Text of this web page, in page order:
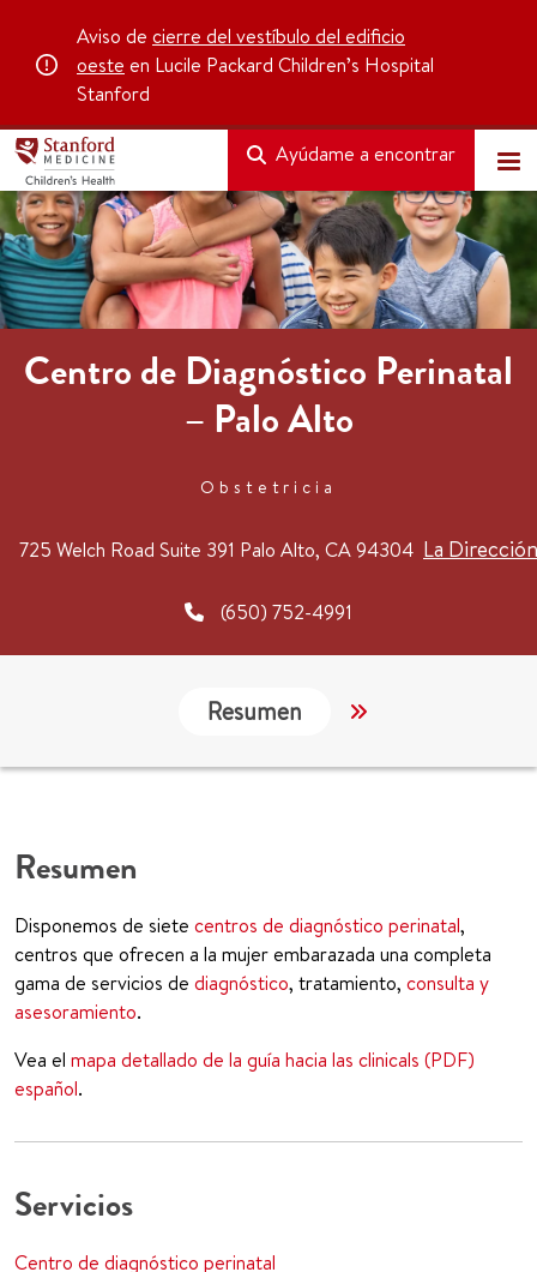
Aviso de cierre del vestíbulo del edificio
oeste en Lucile Packard Children’s Hospital
Stanford
Ayúdame a encontrar
Centro de Diagnóstico Perinatal
– Palo Alto
Obstetricia
725 Welch Road Suite 391 Palo Alto, CA 94304 La Dirección
(650) 752-4991
Resumen
Resumen
Disponemos de siete centros de diagnóstico perinatal,
centros que ofrecen a la mujer embarazada una completa
gama de servicios de diagnóstico, tratamiento, consulta y
asesoramiento.
Vea el mapa detallado de la guía hacia las clinicals (PDF)
español.
Servicios
Centro de diagnóstico perinatal